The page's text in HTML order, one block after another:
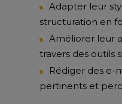
Adapter leur
structuration en
Améliorer leur
travers des outils
Rédiger des e-
pertinents et